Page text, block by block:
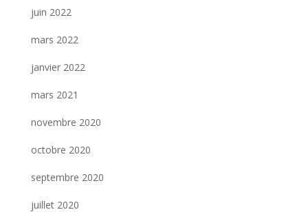
juin 2022
mars 2022
janvier 2022
mars 2021
novembre 2020
octobre 2020
septembre 2020
juillet 2020